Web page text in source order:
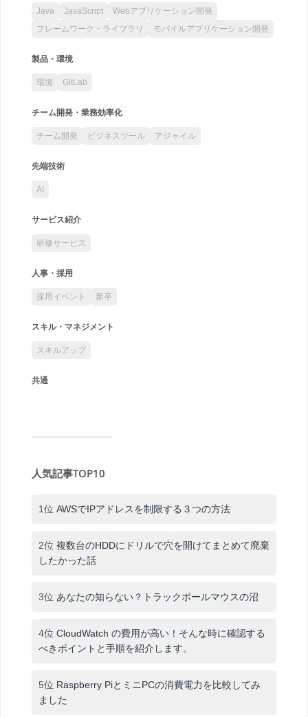
Java JavaScript
Webアプリケーション開発
フレームワーク・ライブラリ
モバイルアプリケーション開発
製品・環境
環境 GitLab
チーム開発・業務効率化
チーム開発 ビジネスツール アジャイル
先端技術
AI
サービス紹介
研修サービス
人事・採用
採用イベント 新卒
スキル・マネジメント
スキルアップ
共通
人気記事TOP10
1位 AWSでIPアドレスを制限する３つの方法
2位 複数台のHDDにドリルで穴を開けてまとめて廃棄
したかった話
3位 あなたの知らない？トラックボールマウスの沼
4位 CloudWatch の費用が高い！そんな時に確認する
べきポイントと手順を紹介します。
5位 Raspberry PiとミニPCの消費電力を比較してみ
ました